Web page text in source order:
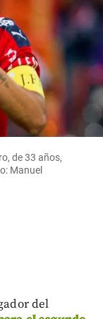
de 33 años,
Manuel
del